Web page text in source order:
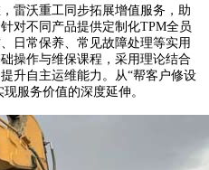
沃重工同步拓展增值服务，助
对不同产品提供定制化TPM全员
日常保养、常见故障处理等实用
操作与维保课程，采用理论结合
升自主运维能力。从“帮客户修设
服务价值的深度延伸。